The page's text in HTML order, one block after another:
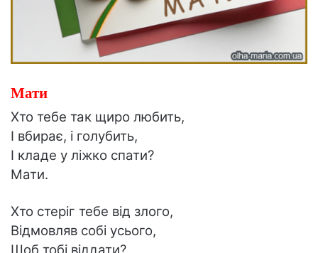
Мати
Хто тебе так щиро любить,
І вбирає, і голубить,
І кладе у ліжко спати?
Мати.
Хто стеріг тебе від злого,
Відмовляв собі усього,